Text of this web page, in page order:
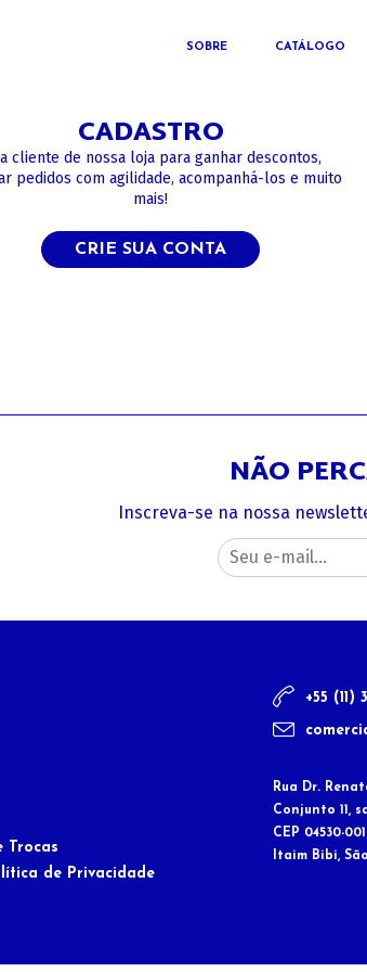
SOBRE CATÁLOGO
CADASTRO
cliente de nossa loja para ganhar descontos,
pedidos com agilidade, acompanhá-los e muito
mais!
CRIE SUA CONTA
NÃO
Inscreva-se na nossa
Trocas
de Privacidade
+55 (11)
Rua Dr.
Conjunto 11,
CEP 04530-001
Itaim Bibi,